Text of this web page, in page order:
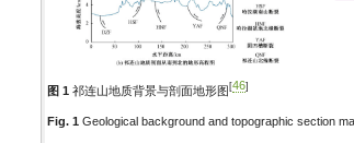
图 1 祁连山地质背景与剖面地形图 [46]
Fig. 1 Geological background and topographic section